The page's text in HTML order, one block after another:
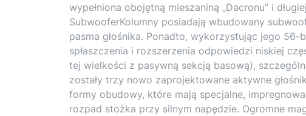
wypełniona obojętną mieszaniną „Dacronu” i
SubwooferKolumny posiadają wbudowany
pasma głośnika. Ponadto, wykorzystując jego
spłaszczenia i rozszerzenia odpowiedzi niskiej
tej wielkości z pasywną sekcją basową),
zostały trzy nowo zaprojektowane aktywne
formy obudowy, które mają specjalne,
rozpad stożka przy silnym napędzie. Ogromne